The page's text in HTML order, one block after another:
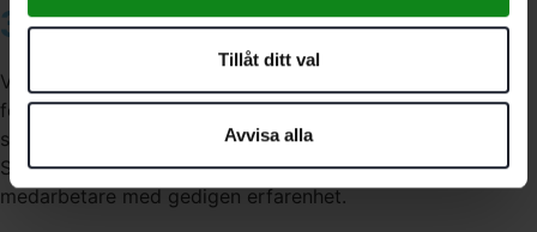
Tillåt ditt val
Avvisa alla
3A Byggdelen
Vi är återförsäljare av elverktyg, tillbehör, infästning och
förbrukningsmaterial. Vi har en fysisk butik och
serviceverkstad i Stockholm samt en e-handel för hela
Sverige. Av oss får du professionell service av
medarbetare med gedigen erfarenhet.